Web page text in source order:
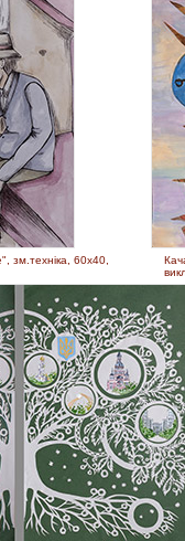
зм.технiка, 60х40,